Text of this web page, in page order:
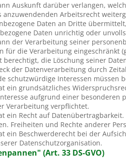
Auskunft darüber verlangen,
anzuwendenden Arbeitsrecht
Daten an Dritte
Daten unrichtig oder
der Verarbeitung seiner
für die Verarbeitung eingeschränkt
berechtigt, die Löschung seiner
der Datenverarbeitung durch
schutzwürdige Interessen müssen
ein grundsätzliches
aufgrund einer besonderen
Verarbeitung verpflichtet.
ein Recht auf
Freiheiten und Rechte anderer
ein Beschwerderecht bei der
Datenschutzorganisation.
(Art. 33 DS-GVO)